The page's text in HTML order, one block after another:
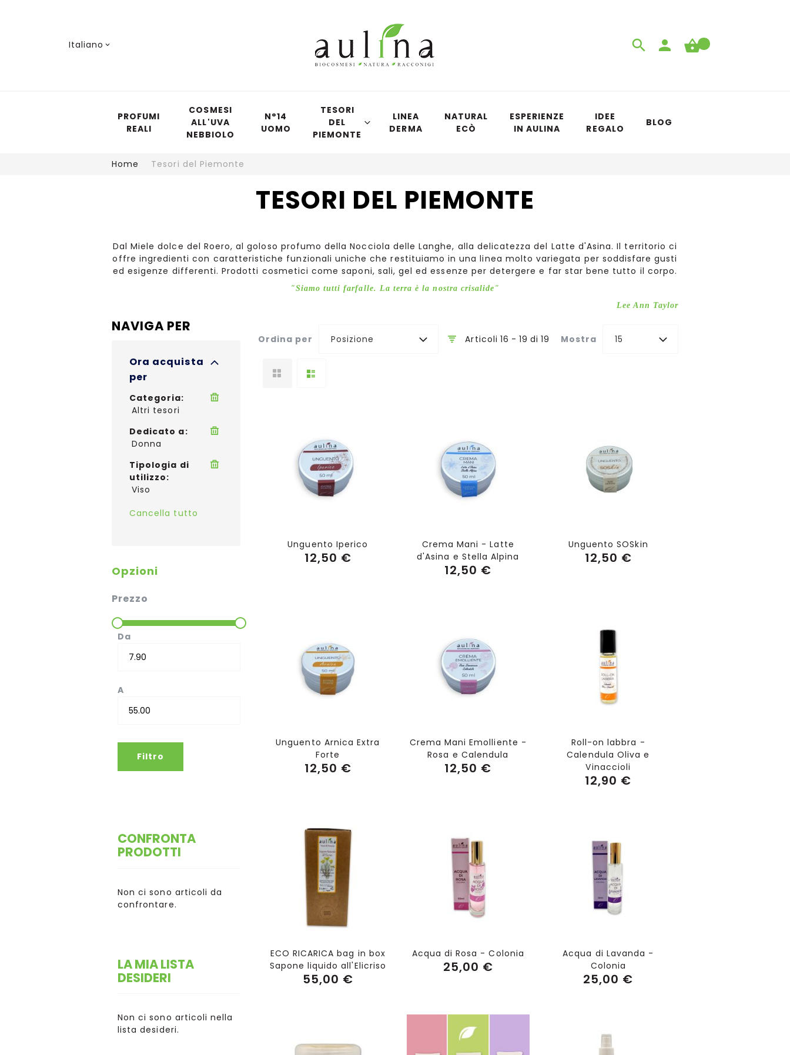
Lingua
Italiano
PROFUMI
REALI
COSMESI
ALL'UVA
NEBBIOLO
N°14
UOMO
TESORI
DEL
PIEMONTE
LINEA
DERMA
NATURAL
ECÒ
ESPERIENZE
IN AULINA
IDEE
REGALO
BLOG
Home Tesori del Piemonte
TESORI DEL PIEMONTE
Dal Miele dolce del Roero, al goloso profumo della Nocciola delle Langhe, alla delicatezza del Latte d'Asina. Il territorio ci
offre ingredienti con caratteristiche funzionali uniche che restituiamo in una linea molto variegata per soddisfare gusti
ed esigenze differenti. Prodotti cosmetici come saponi, sali, gel ed essenze per detergere e far star bene tutto il corpo.
"Siamo tutti farfalle. La terra è la nostra crisalide"
Lee Ann Taylor
Ordina per Posizione Articoli 16 - 19 di 19 Mostra 15
Unguento Iperico
12,50 €
Crema Mani - Latte
d'Asina e Stella Alpina
12,50 €
Unguento SOSkin
12,50 €
Unguento Arnica Extra
Forte
12,50 €
Crema Mani Emolliente -
Rosa e Calendula
12,50 €
Roll-on labbra -
Calendula Oliva e
Vinaccioli
12,90 €
ECO RICARICA bag in box
Sapone liquido all'Elicriso
55,00 €
Acqua di Rosa - Colonia
25,00 €
Acqua di Lavanda -
Colonia
25,00 €
Aggiungi al Carrello
NAVIGA PER
Ora acquista
per
Categoria
Altri tesori
Dedicato a
Donna
Tipologia di
utilizzo
Viso
Cancella tutto
Opzioni
Prezzo
Da
A
Filtro
CONFRONTA
PRODOTTI
Non ci sono articoli da
confrontare.
LA MIA LISTA
DESIDERI
Non ci sono articoli nella
lista desideri.